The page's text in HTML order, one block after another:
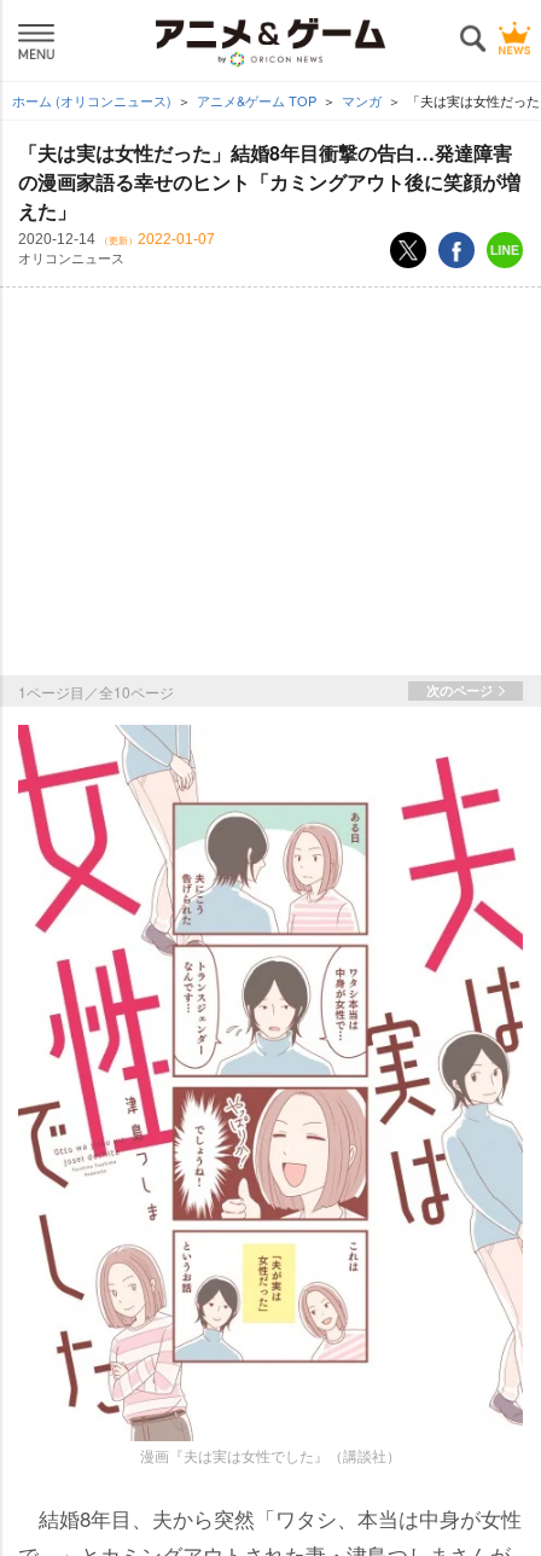
ホーム (オリコンニュース) アニメ&ゲーム TOP マンガ 「夫は実は女性だっ
「夫は実は女性だった」結婚8年目衝撃の告白…発達障害
の漫画家語る幸せのヒント「カミングアウト後に笑顔が増
えた」
2020-12-14 （更新） 2022-01-07
オリコンニュース
1ページ目／全10ページ 次のページ
漫画『夫は実は女性でした』（講談社）
結婚8年目、夫から突然「ワタシ、本当は中身が女性